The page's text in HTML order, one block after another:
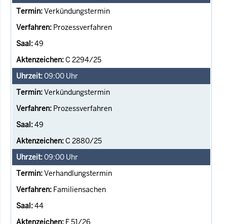
Verkündungstermin
Prozessverfahren
49
C 2294/25
09:00 Uhr
Verkündungstermin
Prozessverfahren
49
C 2880/25
09:00 Uhr
Verhandlungstermin
Familiensachen
44
F 51/26